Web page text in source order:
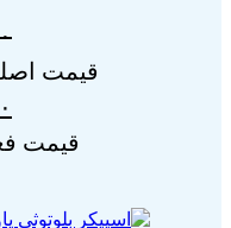
قیمت اصلی: ۲,۶۰۰,۰۰۰
قیمت فعلی: